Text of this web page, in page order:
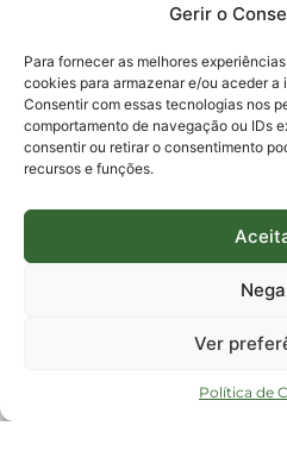
Gerir o
Para fornecer as melhores
cookies para armazenar e/ou aceder a
Consentir com essas tecnologias nos
comportamento de navegação ou IDs
consentir ou retirar o consentimento
recursos e funções.
Ver
Política de
Para assuntos relacionados à
pesquisa@fapesc.sc.gov.br
Para assuntos relacionados à
inovacao@fapesc.sc.gov.br
Para assuntos relacionados à
bolsas@fapesc.sc.gov.br
Para assuntos relacionados à
Para assuntos relacionados à
plataforma@fapesc.sc.gov.br
Jair Artur da Silva
km 01, Módulo 12A, Edifício